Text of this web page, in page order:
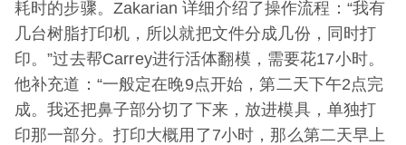
耗时的步骤。Zakarian 详细介绍了操作流程：“我有
几台树脂打印机，所以就把文件分成几份，同时打
印。”过去帮Carrey进行活体翻模，需要花17小时。
他补充道：“一般定在晚9点开始，第二天下午2点完
成。我还把鼻子部分切了下来，放进模具，单独打
印那一部分。打印大概用了7小时，那么第二天早上